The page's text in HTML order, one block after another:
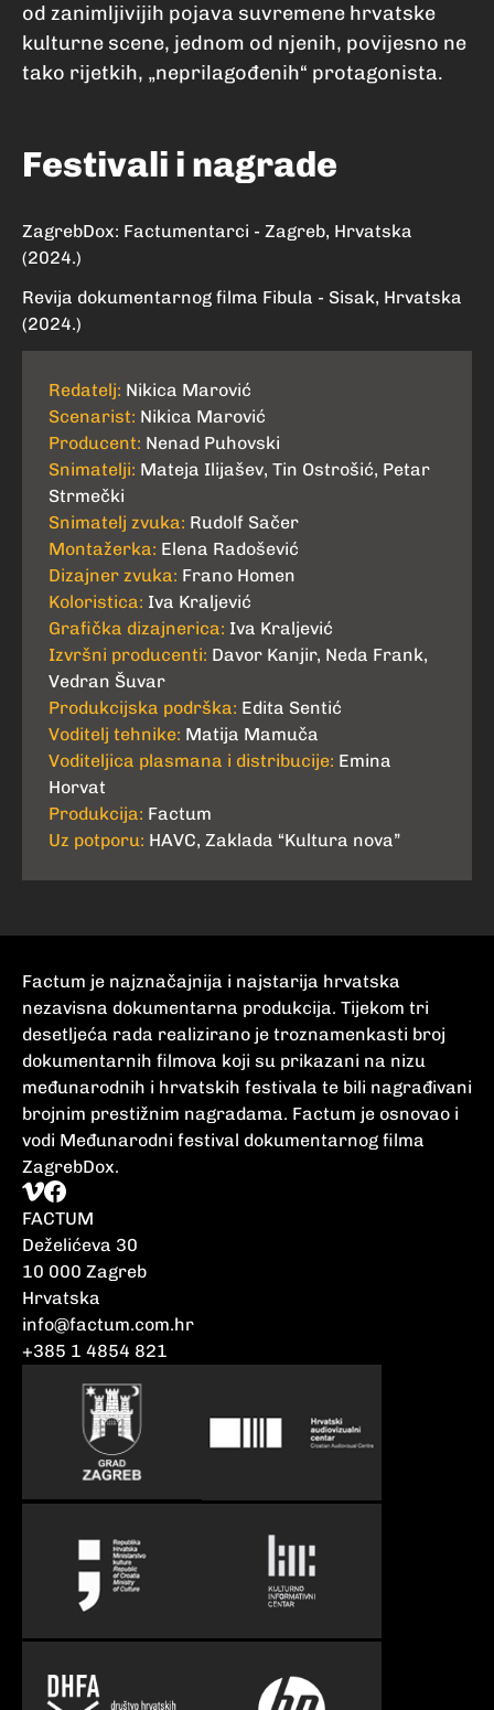
od zanimljivijih pojava suvremene hrvatske
kulturne scene, jednom od njenih, povijesno ne
tako rijetkih, „neprilagođenih“ protagonista.
Festivali i nagrade
ZagrebDox: Factumentarci - Zagreb, Hrvatska
(2024.)
Revija dokumentarnog filma Fibula - Sisak, Hrvatska
(2024.)
Redatelj: Nikica Marović
Scenarist: Nikica Marović
Producent: Nenad Puhovski
Snimatelji: Mateja Ilijašev, Tin Ostrošić, Petar
Strmečki
Snimatelj zvuka: Rudolf Sačer
Montažerka: Elena Radošević
Dizajner zvuka: Frano Homen
Koloristica: Iva Kraljević
Grafička dizajnerica: Iva Kraljević
Izvršni producenti: Davor Kanjir, Neda Frank,
Vedran Šuvar
Produkcijska podrška: Edita Sentić
Voditelj tehnike: Matija Mamuča
Voditeljica plasmana i distribucije: Emina
Horvat
Produkcija: Factum
Uz potporu: HAVC, Zaklada “Kultura nova”
Factum je najznačajnija i najstarija hrvatska
nezavisna dokumentarna produkcija. Tijekom tri
desetljeća rada realizirano je troznamenkasti broj
dokumentarnih filmova koji su prikazani na nizu
međunarodnih i hrvatskih festivala te bili nagrađivani
brojnim prestižnim nagradama. Factum je osnovao i
vodi Međunarodni festival dokumentarnog filma
ZagrebDox.
FACTUM
Deželićeva 30
10 000 Zagreb
Hrvatska
info@factum.com.hr
+385 1 4854 821